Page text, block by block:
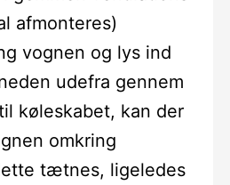
afmonteres)
vognen og lys ind
udefra gennem
køleskabet, kan der
omkring
tætnes, ligeledes